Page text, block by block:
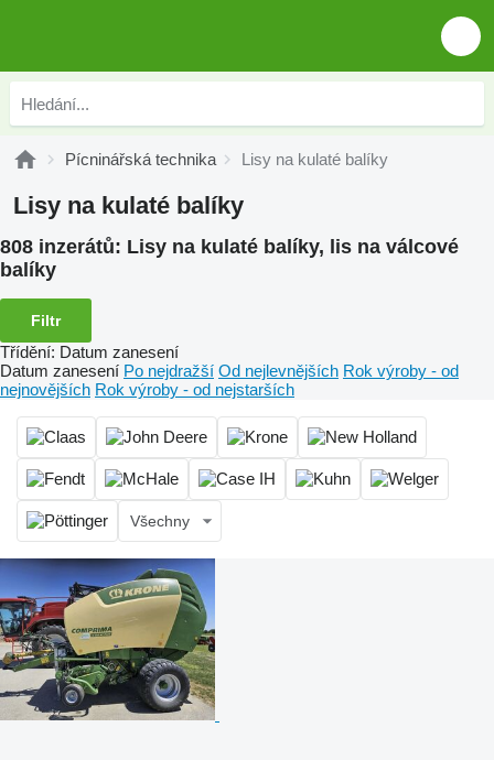
Pícninářská technika Lisy na kulaté balíky
Lisy na kulaté balíky
808 inzerátů: Lisy na kulaté balíky, lis na válcové
balíky
Filtr
Třídění: Datum zanesení
Datum zanesení Po nejdražší Od nejlevnějších Rok výroby - od
nejnovějších Rok výroby - od nejstarších
Všechny